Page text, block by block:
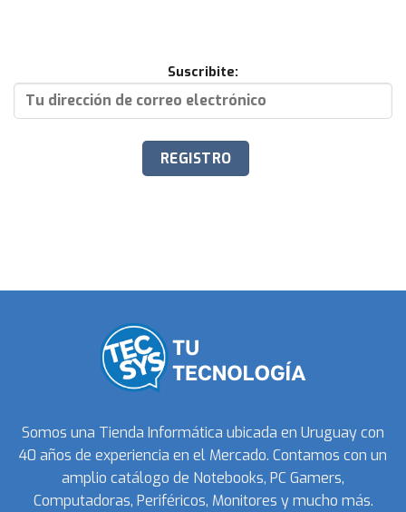
Suscribite:
Somos una Tienda Informática ubicada en Uruguay con
40 años de experiencia en el Mercado. Contamos con un
amplio catálogo de Notebooks, PC Gamers,
Computadoras, Periféricos, Monitores y mucho más.